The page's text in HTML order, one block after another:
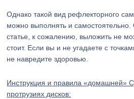
Однако такой вид рефлекторного
можно выполнять и
статье, к сожалению, выложить не
стоит. Если вы и не угадаете с
не навредите здоровью.
Инструкция и правила «домашней»
протрузиях дисков: